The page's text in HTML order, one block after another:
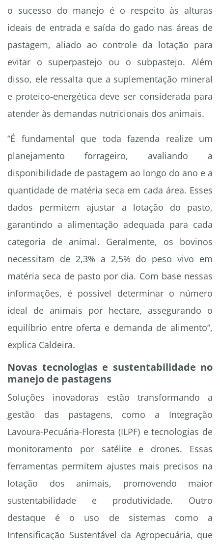
o sucesso do manejo é o respeito às alturas
ideais de entrada e saída do gado nas áreas de
pastagem, aliado ao controle da lotação para
evitar o superpastejo ou o subpastejo. Além
disso, ele ressalta que a suplementação mineral
e proteico-energética deve ser considerada para
atender às demandas nutricionais dos animais.
“É fundamental que toda fazenda realize um
planejamento forrageiro, avaliando a
disponibilidade de pastagem ao longo do ano e a
quantidade de matéria seca em cada área. Esses
dados permitem ajustar a lotação do pasto,
garantindo a alimentação adequada para cada
categoria de animal. Geralmente, os bovinos
necessitam de 2,3% a 2,5% do peso vivo em
matéria seca de pasto por dia. Com base nessas
informações, é possível determinar o número
ideal de animais por hectare, assegurando o
equilíbrio entre oferta e demanda de alimento”,
explica Caldeira.
Novas tecnologias e sustentabilidade no
manejo de pastagens
Soluções inovadoras estão transformando a
gestão das pastagens, como a Integração
Lavoura-Pecuária-Floresta (ILPF) e tecnologias de
monitoramento por satélite e drones. Essas
ferramentas permitem ajustes mais precisos na
lotação dos animais, promovendo maior
sustentabilidade e produtividade. Outro
destaque é o uso de sistemas como a
Intensificação Sustentável da Agropecuária, que